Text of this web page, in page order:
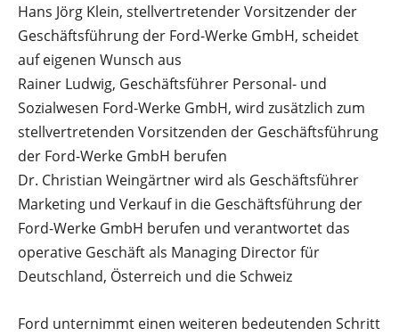
Hans Jörg Klein, stellvertretender Vorsitzender der
Geschäftsführung der Ford-Werke GmbH, scheidet
auf eigenen Wunsch aus
Rainer Ludwig, Geschäftsführer Personal- und
Sozialwesen Ford-Werke GmbH, wird zusätzlich zum
stellvertretenden Vorsitzenden der Geschäftsführung
der Ford-Werke GmbH berufen
Dr. Christian Weingärtner wird als Geschäftsführer
Marketing und Verkauf in die Geschäftsführung der
Ford-Werke GmbH berufen und verantwortet das
operative Geschäft als Managing Director für
Deutschland, Österreich und die Schweiz
Ford unternimmt einen weiteren bedeutenden Schritt